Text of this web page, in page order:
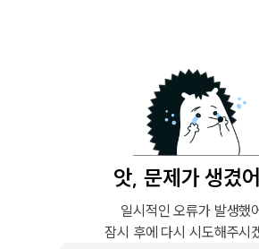
앗, 문제가 생겼
일시적인 오류가 발생했
잠시 후에 다시 시도해주시